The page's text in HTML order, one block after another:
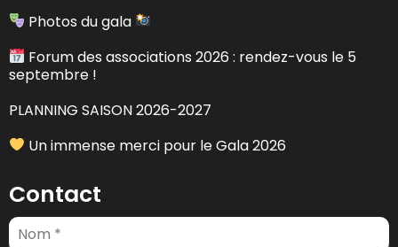
Photos du gala
Forum des associations 2026 : rendez-vous le 5
septembre !
PLANNING SAISON 2026-2027
Un immense merci pour le Gala 2026
Contact